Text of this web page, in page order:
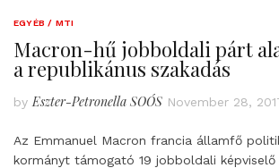
EGYÉB / MTI
Macron-hű jobboldali párt
a republikánus szakadás
by Eszter-Petronella SOÓS November 28,
Az Emmanuel Macron francia államfő
kormányt támogató 19 jobboldali képviselő